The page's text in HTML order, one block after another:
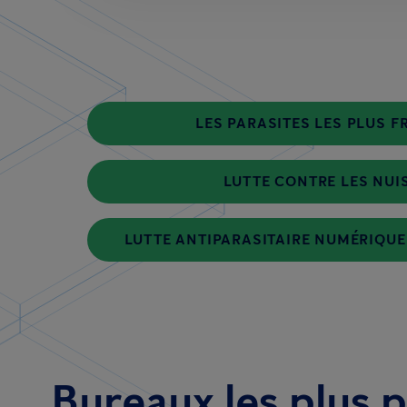
LES PARASITES LES PLUS
LUTTE CONTRE LES
LUTTE ANTIPARASITAIRE